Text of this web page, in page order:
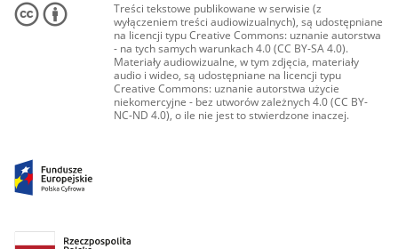
Treści tekstowe publikowane w serwisie (z
wyłączeniem treści audiowizualnych), są udostępniane
na licencji typu Creative Commons: uznanie autorstwa
- na tych samych warunkach 4.0 (CC BY-SA 4.0).
Materiały audiowizualne, w tym zdjęcia, materiały
audio i wideo, są udostępniane na licencji typu
Creative Commons: uznanie autorstwa użycie
niekomercyjne - bez utworów zależnych 4.0 (CC BY-
NC-ND 4.0), o ile nie jest to stwierdzone inaczej.